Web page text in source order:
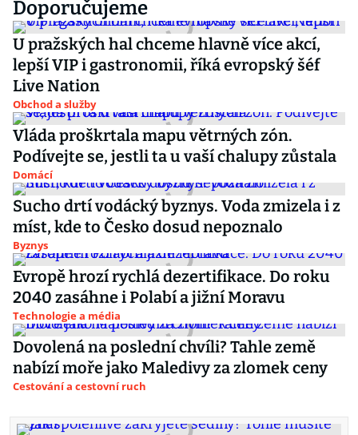
Doporučujeme
U pražských hal chceme hlavně více akcí,
lepší VIP i gastronomii, říká evropský šéf
Live Nation
Obchod a služby
Vláda proškrtala mapu větrných zón.
Podívejte se, jestli ta u vaší chalupy zůstala
Domácí
Sucho drtí vodácký byznys. Voda zmizela i z
míst, kde to Česko dosud nepoznalo
Byznys
Evropě hrozí rychlá dezertifikace. Do roku
2040 zasáhne i Polabí a jižní Moravu
Technologie a média
Dovolená na poslední chvíli? Tahle země
nabízí moře jako Maledivy za zlomek ceny
Cestování a cestovní ruch